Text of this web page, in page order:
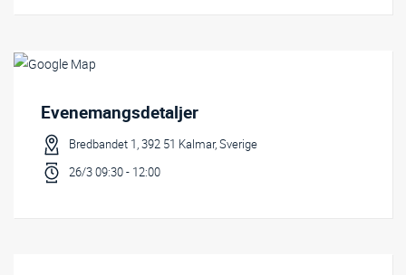
Evenemangsdetaljer
Bredbandet 1, 392 51 Kalmar, Sverige
26/3 09:30 - 12:00